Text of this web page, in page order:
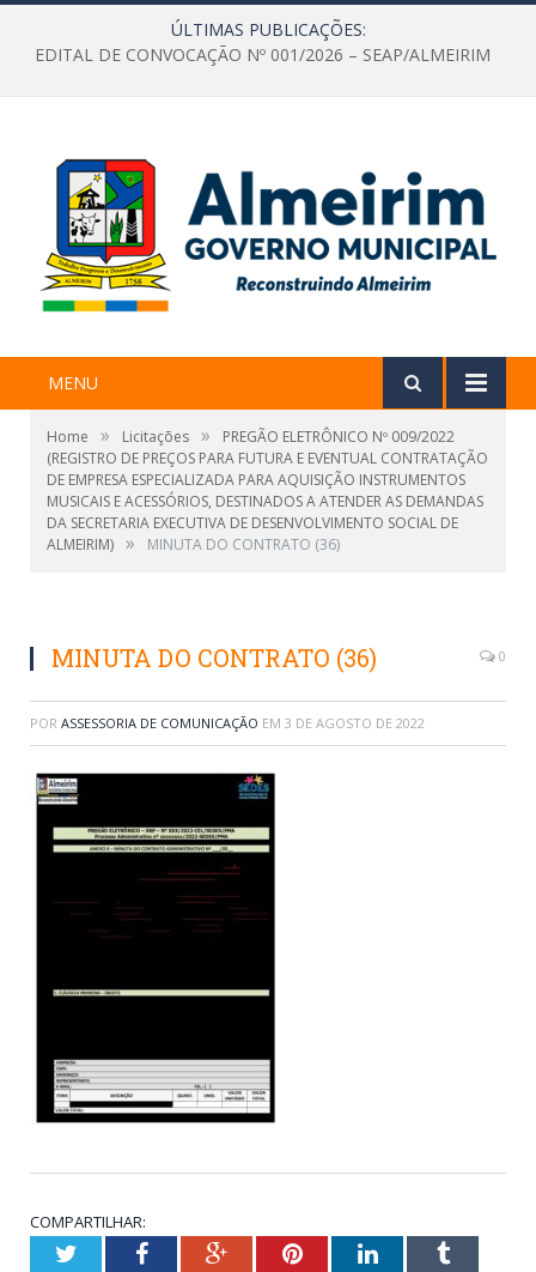
ÚLTIMAS PUBLICAÇÕES:
EDITAL DE CONVOCAÇÃO Nº 001/2026 – SEAP/ALMEIRIM
MENU
Home » Licitações »
PREGÃO ELETRÔNICO Nº 009/2022
(REGISTRO DE PREÇOS PARA FUTURA E EVENTUAL CONTRATAÇÃO
DE EMPRESA ESPECIALIZADA PARA AQUISIÇÃO INSTRUMENTOS
MUSICAIS E ACESSÓRIOS, DESTINADOS A ATENDER AS DEMANDAS
DA SECRETARIA EXECUTIVA DE DESENVOLVIMENTO SOCIAL DE
ALMEIRIM) » MINUTA DO CONTRATO (36)
MINUTA DO CONTRATO (36) 0
POR ASSESSORIA DE COMUNICAÇÃO EM 3 DE AGOSTO DE 2022
COMPARTILHAR:
TwitterFacebookGoogle+PinterestLinkedInTumblr